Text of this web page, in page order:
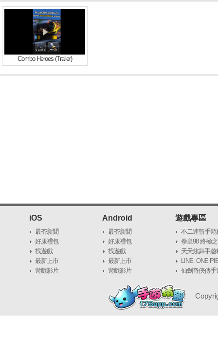
ememies.
- You can play anywhere with no
abroad, below the sea, and even
- You can enjoy the game with
mode.
- Face the ultimate boss by
the boss and finish the game.
beyond the abyss!
◈ How To Play ◈
- Strengthen your heroes by
collecting equipments.
- Encounter various enemies
Combo Heroes (Trailer)
iOS
最夯新聞
好康禮包
找遊戲
最新上市
遊戲影片
Android
最夯新聞
好康禮包
找遊戲
最新上市
遊戲影片
遊戲專區
不二連斬手遊
區
拳皇98 終極
靈wiki資料庫
天天炫舞手遊
區
LINE: ONE
靈wiki資料庫
仙劍奇俠傳手